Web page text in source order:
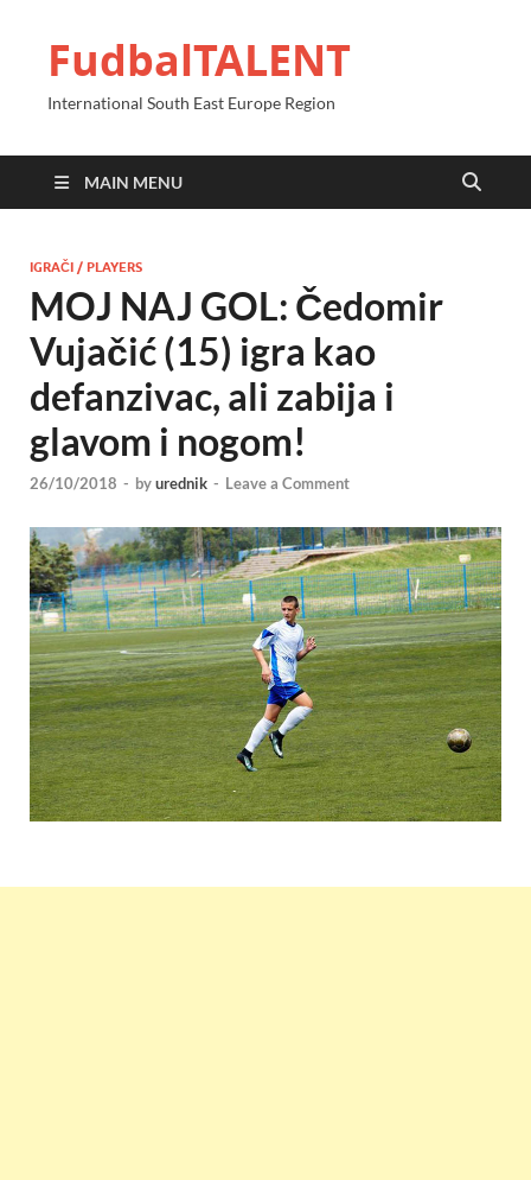
FudbalTALENT
International South East Europe Region
MAIN MENU
IGRAČI / PLAYERS
MOJ NAJ GOL: Čedomir
Vujačić (15) igra kao
defanzivac, ali zabija i
glavom i nogom!
26/10/2018 - byurednik - Leave a Comment